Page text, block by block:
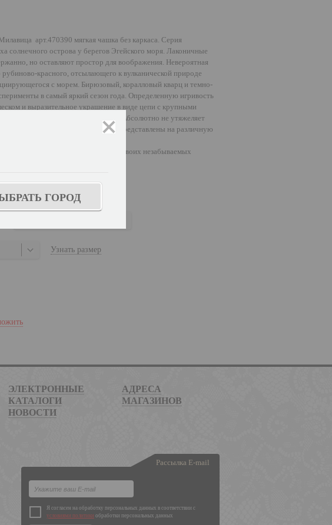
арт.470390 мягкая чашка без каркаса. Серия
солнечного острова у берегов Эгейского моря. Лаконичные
но оставляют простор для воображения. Невероятная
рубиново-красного, отсылающего к вулканической природе
с морем. Бирюзовый, коралловый кварц и темно-
в самый яркий сезон года. Определенную игривость
и выразительное украшение в виде цепи с крупными
с утонченной женской натурой. Абсолютно не утяжеляет
и изысканности. Модели серии представлены на различную
и приятным отдыхом в своих незабываемых
Узнать размер
ЭЛЕКТРОННЫЕ
КАТАЛОГИ
АДРЕСА
МАГАЗИНОВ
НОВОСТИ
Рассылка E-mail
Я согласен на обработку персональных данных в соответствии с
условиями политики обработки персональных данных
ГОРОД